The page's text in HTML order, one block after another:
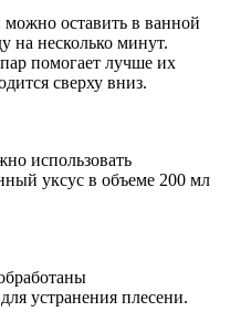
оставить в ванной
на несколько минут.
помогает лучше их
сверху вниз.
использовать
уксус в объеме 200 мл
устранения плесени.